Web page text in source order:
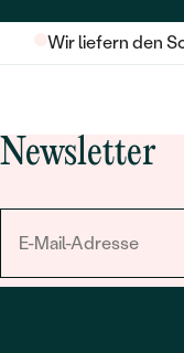
Wir liefern den
Newsletter